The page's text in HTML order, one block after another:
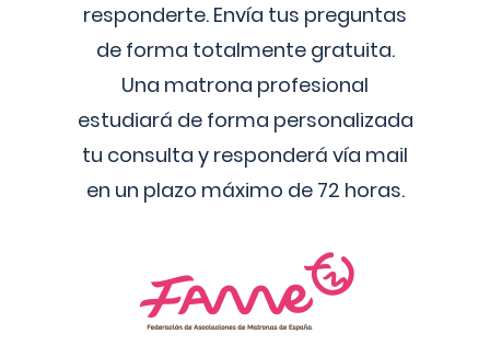
responderte. Envía tus preguntas
de forma totalmente gratuita.
Una matrona profesional
estudiará de forma personalizada
tu consulta y responderá vía mail
en un plazo máximo de 72 horas.